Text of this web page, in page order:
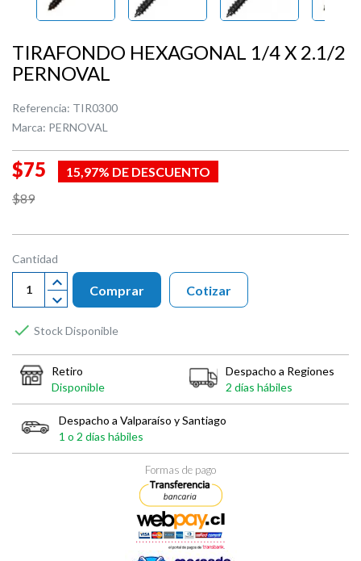
TIRAFONDO HEXAGONAL 1/4 X 2.1/2
PERNOVAL
Referencia: TIR0300
Marca: PERNOVAL
$75
15,97% DE DESCUENTO
$89
Cantidad
Comprar
 Stock Disponible
Cotizar
Retiro
Disponible
Despacho a Regiones
2 días hábiles
Despacho a Valparaíso y Santiago
1 o 2 días hábiles
Formas de pago